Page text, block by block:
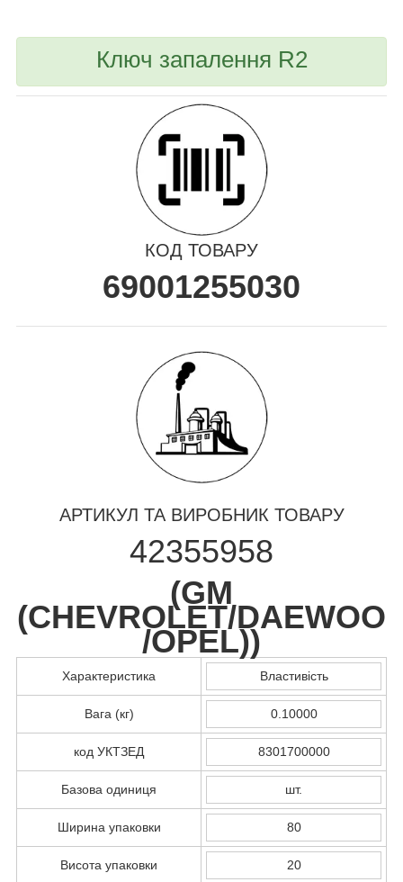
Ключ запалення R2
КОД ТОВАРУ
69001255030
АРТИКУЛ ТА ВИРОБНИК ТОВАРУ
42355958
(GM
(CHEVROLET/DAEWOO
/OPEL))
Характеристика Властивість
Вага (кг) 0.10000
код УКТЗЕД 8301700000
Базова одиниця шт.
Ширина упаковки 80
Висота упаковки 20